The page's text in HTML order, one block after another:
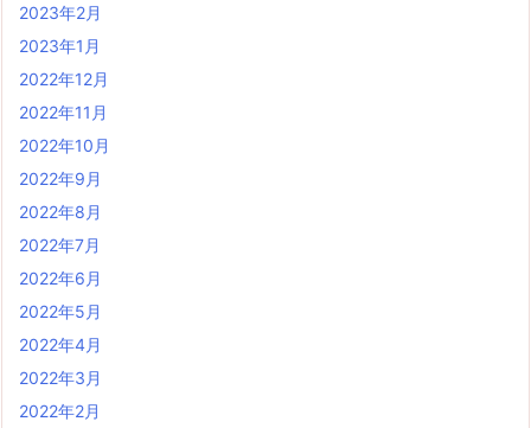
2023年2月
2023年1月
2022年12月
2022年11月
2022年10月
2022年9月
2022年8月
2022年7月
2022年6月
2022年5月
2022年4月
2022年3月
2022年2月